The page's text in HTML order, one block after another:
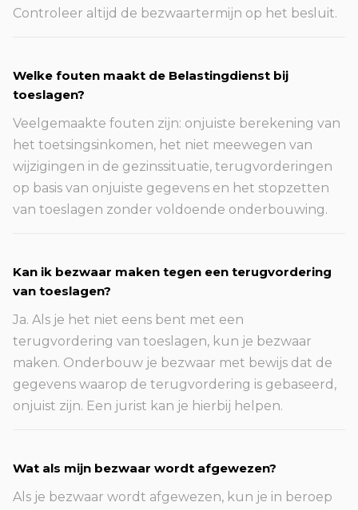
Controleer altijd de bezwaartermijn op het besluit.
Welke fouten maakt de Belastingdienst bij
toeslagen?
Veelgemaakte fouten zijn: onjuiste berekening van
het toetsingsinkomen, het niet meewegen van
wijzigingen in de gezinssituatie, terugvorderingen
op basis van onjuiste gegevens en het stopzetten
van toeslagen zonder voldoende onderbouwing.
Kan ik bezwaar maken tegen een terugvordering
van toeslagen?
Ja. Als je het niet eens bent met een
terugvordering van toeslagen, kun je bezwaar
maken. Onderbouw je bezwaar met bewijs dat de
gegevens waarop de terugvordering is gebaseerd,
onjuist zijn. Een jurist kan je hierbij helpen.
Wat als mijn bezwaar wordt afgewezen?
Als je bezwaar wordt afgewezen, kun je in beroep